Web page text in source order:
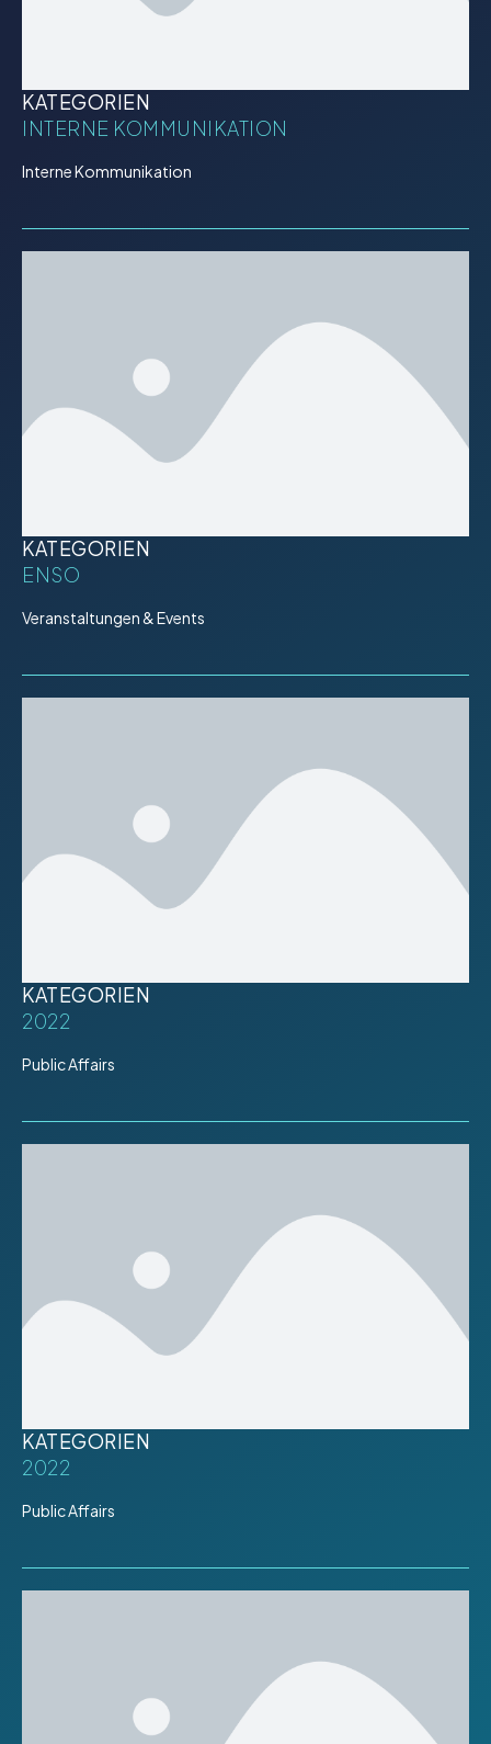
KATEGORIEN
INTERNE KOMMUNIKATION
Interne Kommunikation
KATEGORIEN
ENSO
Veranstaltungen & Events
KATEGORIEN
2022
Public Affairs
KATEGORIEN
2022
Public Affairs